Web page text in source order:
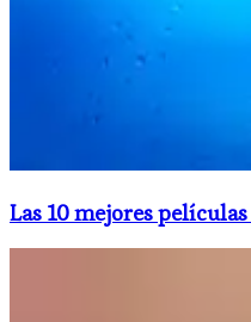
Las 10 mejores